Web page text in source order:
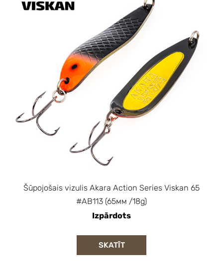
Šūpojošais vizulis Akara Action Series Viskan 65
#AB113 (65мм /18g)
Izpārdots
SKATĪT